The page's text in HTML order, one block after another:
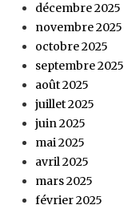
décembre 2025
novembre 2025
octobre 2025
septembre 2025
août 2025
juillet 2025
juin 2025
mai 2025
avril 2025
mars 2025
février 2025